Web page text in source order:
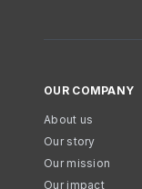
OUR COMPANY
About us
Our story
Our mission
Our impact